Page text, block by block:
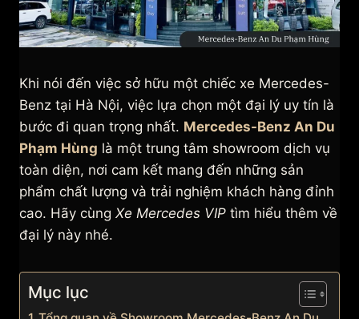
Khi nói đến việc sở hữu một chiếc xe Mercedes-
Benz tại Hà Nội, việc lựa chọn một đại lý uy tín là
bước đi quan trọng nhất. Mercedes-Benz An Du
Phạm Hùng là một trung tâm showroom dịch vụ
toàn diện, nơi cam kết mang đến những sản
phẩm chất lượng và trải nghiệm khách hàng đỉnh
cao. Hãy cùng Xe Mercedes VIP tìm hiểu thêm về
đại lý này nhé.
Mục lục